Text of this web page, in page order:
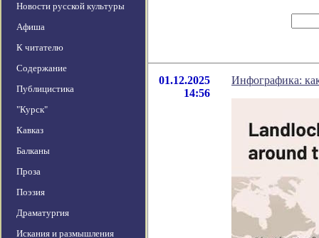
Новости русской культуры
Афиша
К читателю
Содержание
Публицистика
"Курск"
Кавказ
Балканы
Проза
Поэзия
Драматургия
Искания и размышления
01.12.2025
14:56
Инфографика: